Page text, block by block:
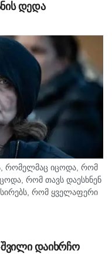
დედა
რომელმაც იცოდა, რომ
რომ თავს დაესხნენ
რომ ყველაფერი
გიგა
დაიხრჩო